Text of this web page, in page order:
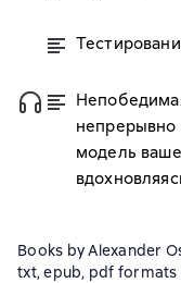
непрерывно
модель
Books by Alexander
txt, epub, pdf formats